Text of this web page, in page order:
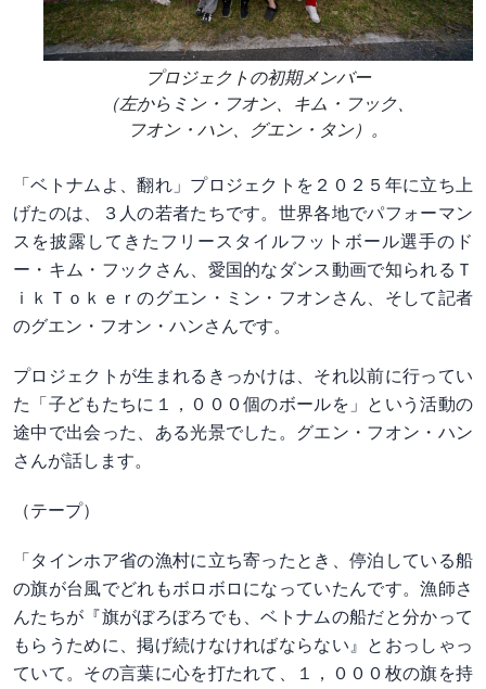
プロジェクトの初期メンバー
（左からミン・フオン、キム・フック、
フオン・ハン、グエン・タン）。
「ベトナムよ、翻れ」プロジェクトを２０２５年に立ち上
げたのは、３人の若者たちです。世界各地でパフォーマン
スを披露してきたフリースタイルフットボール選手のド
ー・キム・フックさん、愛国的なダンス動画で知られるＴ
ｉｋＴｏｋｅｒのグエン・ミン・フオンさん、そして記者
のグエン・フオン・ハンさんです。
プロジェクトが生まれるきっかけは、それ以前に行ってい
た「子どもたちに１，０００個のボールを」という活動の
途中で出会った、ある光景でした。グエン・フオン・ハン
さんが話します。
（テープ）
「タインホア省の漁村に立ち寄ったとき、停泊している船
の旗が台風でどれもボロボロになっていたんです。漁師さ
んたちが『旗がぼろぼろでも、ベトナムの船だと分かって
もらうために、掲げ続けなければならない』とおっしゃっ
ていて。その言葉に心を打たれて、１，０００枚の旗を持